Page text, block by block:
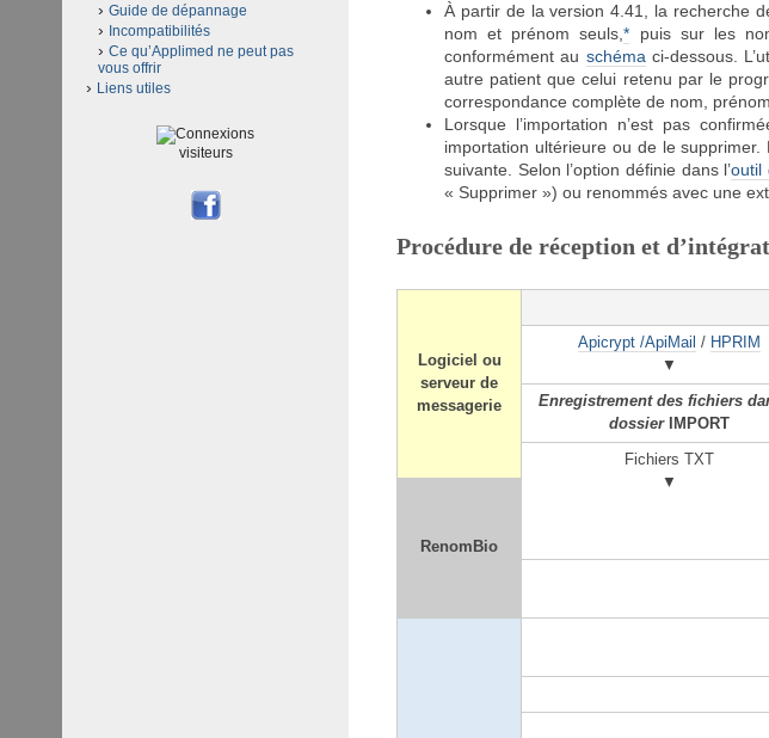
À partir de la version 4.41, la recherche
nom et prénom seuls,* puis sur les
conformément au schéma ci-dessous.
autre patient que celui retenu par le
correspondance complète de nom,
Lorsque l’importation n’est pas
importation ultérieure ou de le
suivante. Selon l’option définie dans l’outil
« Supprimer ») ou renommés avec une
Procédure de réception et
Logiciel ou
serveur de
messagerie
Apicrypt /ApiMail / HPRIM
▼
Enregistrement des fichiers
dossier
IMPORT
Fichiers TXT
▼
RenomBio
Guide de dépannage
Incompatibilités
Ce qu’Applimed ne peut pas
vous offrir
Liens utiles
visiteurs